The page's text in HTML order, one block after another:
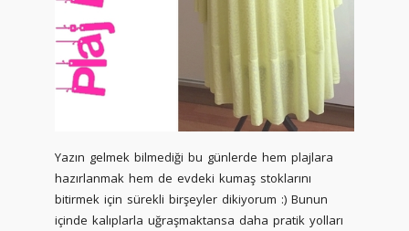
Yazın gelmek bilmediği bu günlerde hem plajlara
hazırlanmak hem de evdeki kumaş stoklarını
bitirmek için sürekli birşeyler dikiyorum :) Bunun
içinde kalıplarla uğraşmaktansa daha pratik yolları